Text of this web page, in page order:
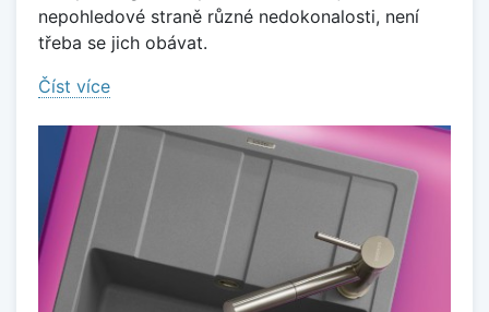
nepohledové straně různé nedokonalosti, není
třeba se jich obávat.
Číst více